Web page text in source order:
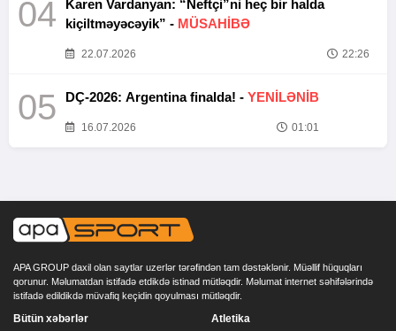
04
Karen Vardanyan: “Neftçi”ni heç bir halda
kiçiltməyəcəyik” - MÜSAHİBƏ
22.07.2026 22:26
05 DÇ-2026: Argentina finalda! - YENİLƏNİB
16.07.2026 01:01
APA GROUP daxil olan saytlar uzerlər tərəfindən tam dəstəklənir. Müəllif hüquqları
qorunur. Məlumatdan istifadə etdikdə istinad mütləqdir. Məlumat internet səhifələrində
istifadə edildikdə müvafiq keçidin qoyulması mütləqdir.
Bütün xəbərlər Atletika